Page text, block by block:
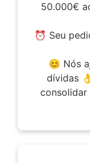
50.000€
⏰ Seu
😊 Nós
dívidas
consolidar